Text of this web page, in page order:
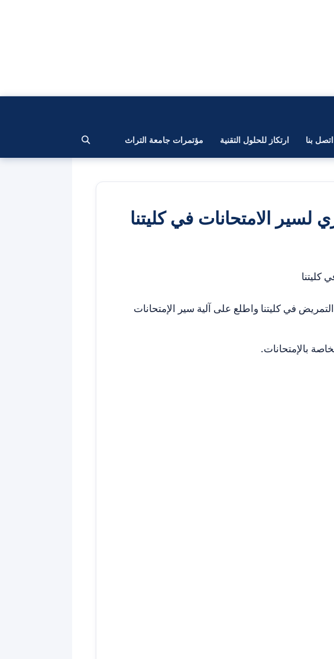
اتصل بنا ارتكاز للحلول التقنية مؤتمرات جامعة التراث
لسير الامتحانات في كليتنا
كليتنا
في كليتنا واطلع على آلية سير الإمتحانات
بالإمتحانات.